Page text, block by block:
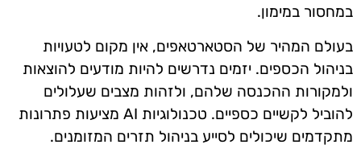
במחסור במימון.
בעולם המהיר של הסטארטאפים, אין מקום לטעויות
בניהול הכספים. יזמים נדרשים להיות מודעים להוצאות
ולמקורות ההכנסה שלהם, ולזהות מצבים שעלולים
להוביל לקשיים כספיים. טכנולוגיות AI מציעות פתרונות
מתקדמים שיכולים לסייע בניהול תזרים המזומנים.